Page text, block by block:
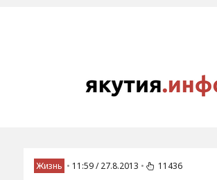
Жизнь • 11:59 / 27.8.2013 • 11436